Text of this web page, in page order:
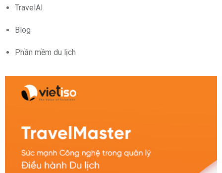
TravelAI
Blog
Phần mềm du lịch